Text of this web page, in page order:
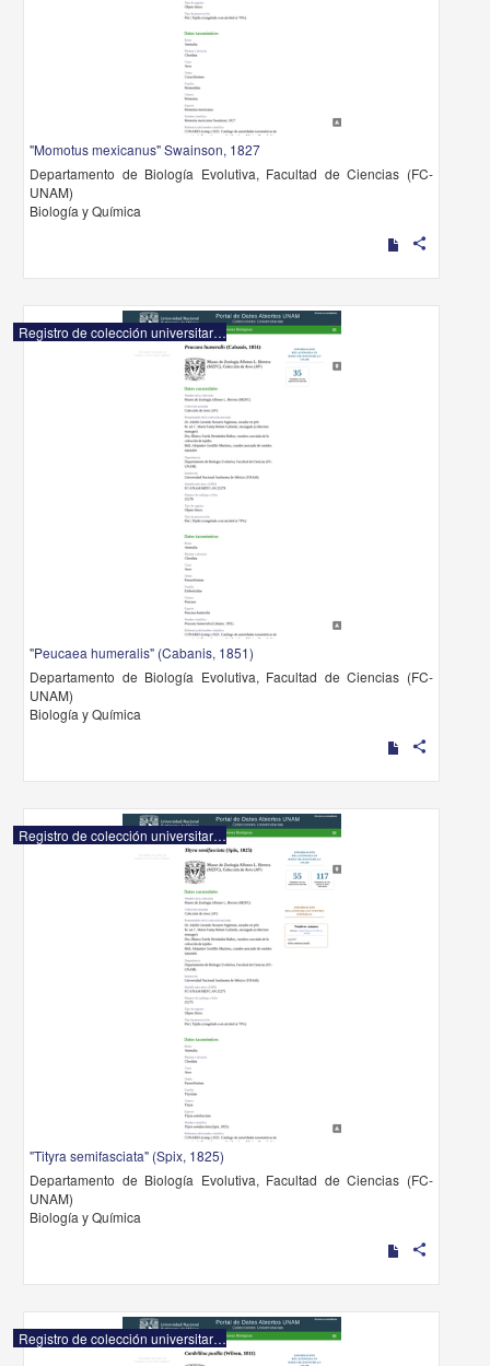
"Momotus mexicanus" Swainson, 1827
Departamento de Biología Evolutiva, Facultad de Ciencias (FC-
UNAM)
Biología y Química
share
Registro de colección universitaria
"Peucaea humeralis" (Cabanis, 1851)
Departamento de Biología Evolutiva, Facultad de Ciencias (FC-
UNAM)
Biología y Química
share
Registro de colección universitaria
"Tityra semifasciata" (Spix, 1825)
Departamento de Biología Evolutiva, Facultad de Ciencias (FC-
UNAM)
Biología y Química
share
Registro de colección universitaria